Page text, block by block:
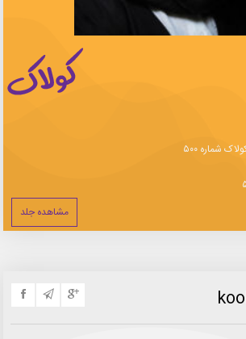
شماره ۵۰۰
مشاهده جلد